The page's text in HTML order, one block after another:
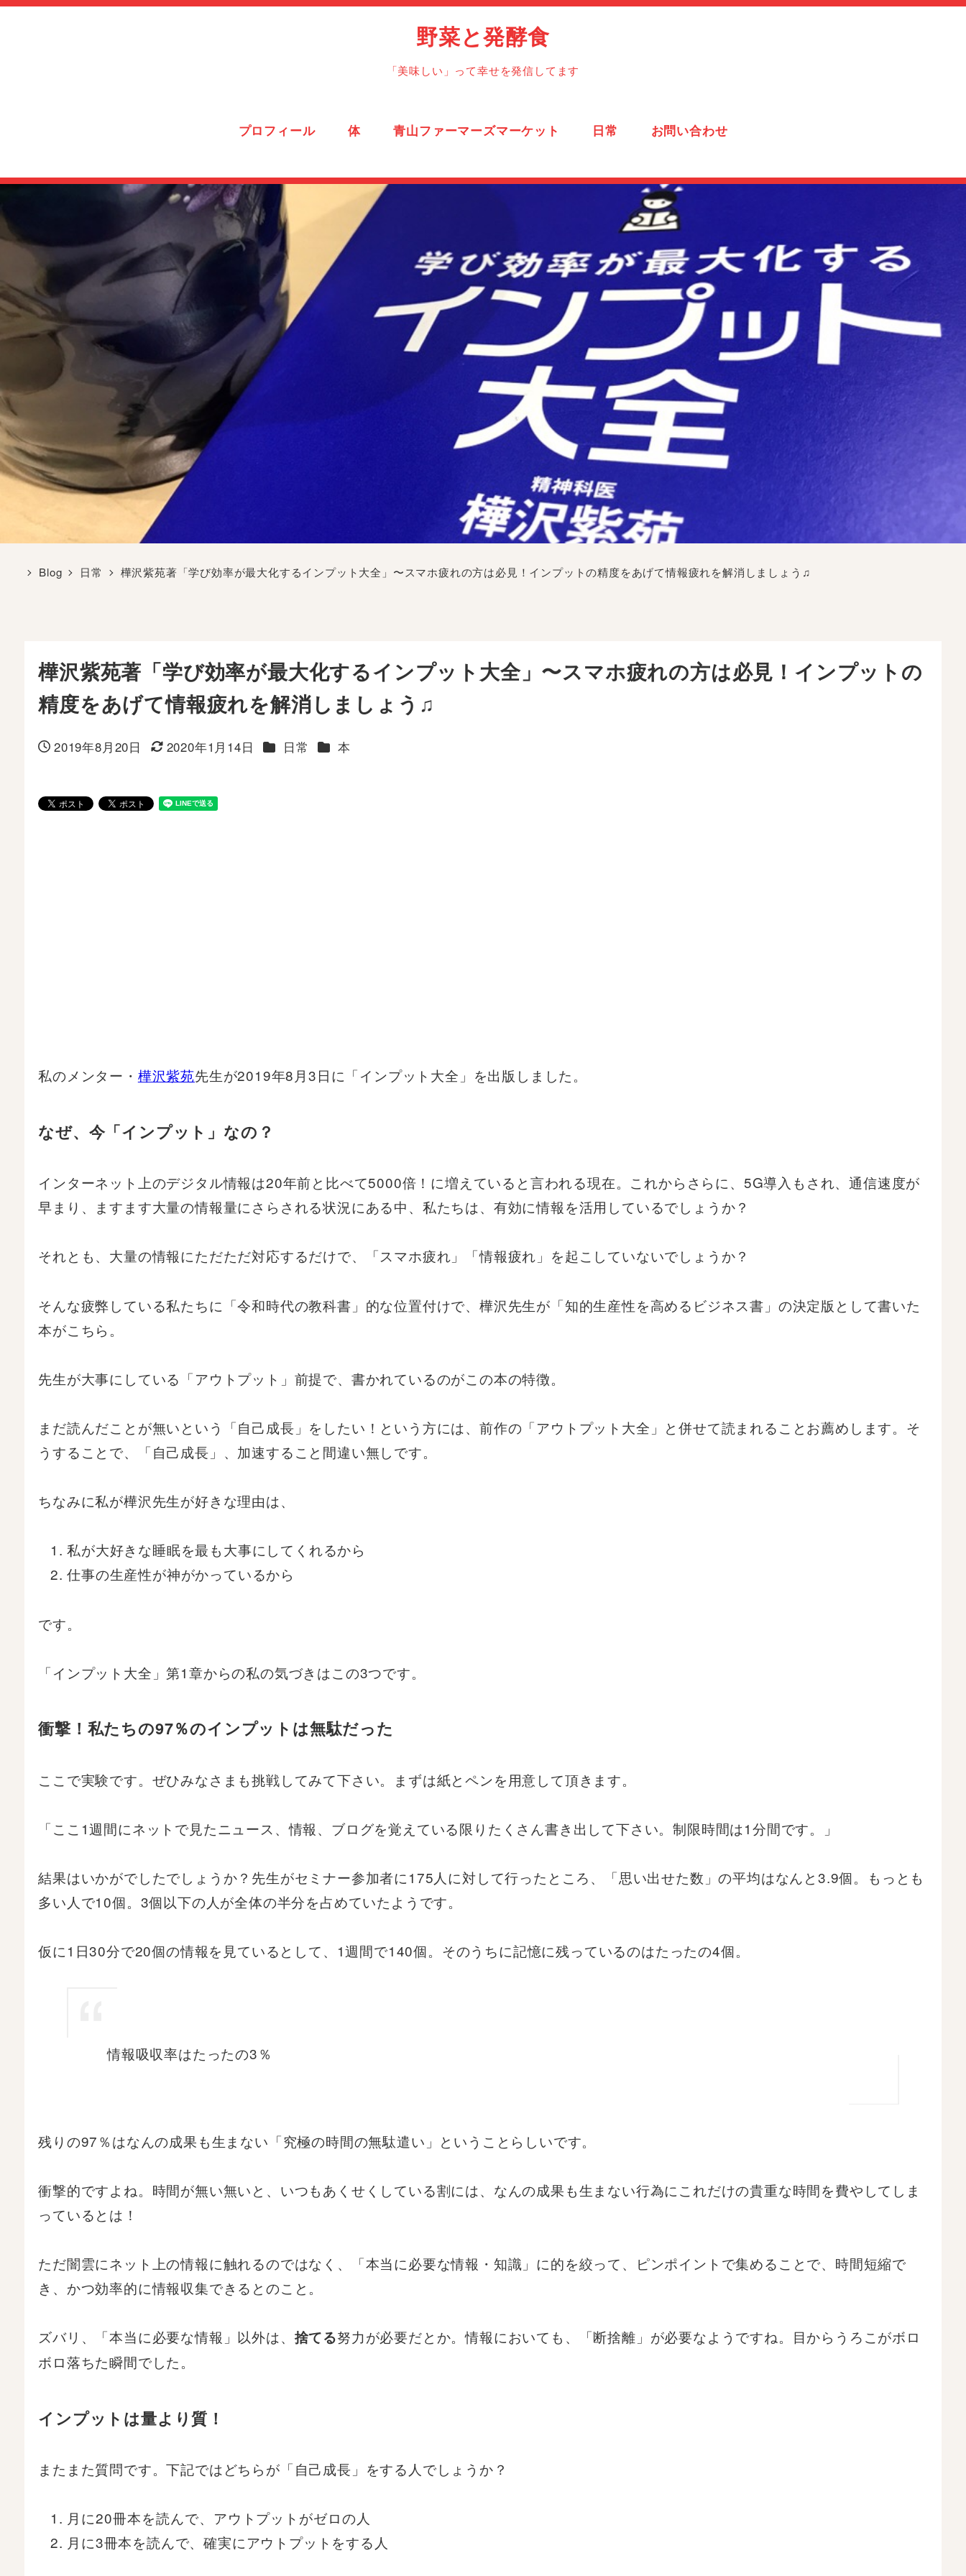
野菜と発酵食
「美味しい」って幸せを発信してます
プロフィール 体 青山ファーマーズマーケット 日常 お問い合わせ
Blog 日常 樺沢紫苑著「学び効率が最大化するインプット大全」〜スマホ疲れの方は必見！インプットの精度をあげて情報疲れを解消しましょう♫
樺沢紫苑著「学び効率が最大化するインプット大全」〜スマホ疲れの方は必見！インプットの
精度をあげて情報疲れを解消しましょう♫
投稿日
2019年8月20日
更新日
2020年1月14日 カテゴリー
日常 カテゴリー
本
私のメンター・ 樺沢紫苑先生が2019年8月3日に「インプット大全」を出版しました。
なぜ、今「インプット」なの？
インターネット上のデジタル情報は20年前と比べて5000倍！に増えていると言われる現在。これからさらに、5G導入もされ、通信速度が
早まり、ますます大量の情報量にさらされる状況にある中、私たちは、有効に情報を活用しているでしょうか？
それとも、大量の情報にただただ対応するだけで、「スマホ疲れ」「情報疲れ」を起こしていないでしょうか？
そんな疲弊している私たちに「令和時代の教科書」的な位置付けで、樺沢先生が「知的生産性を高めるビジネス書」の決定版として書いた
本がこちら。
先生が大事にしている「アウトプット」前提で、書かれているのがこの本の特徴。
まだ読んだことが無いという「自己成長」をしたい！という方には、前作の「アウトプット大全」と併せて読まれることお薦めします。そ
うすることで、「自己成長」、加速すること間違い無しです。
ちなみに私が樺沢先生が好きな理由は、
私が大好きな睡眠を最も大事にしてくれるから
仕事の生産性が神がかっているから
です。
「インプット大全」第1章からの私の気づきはこの3つです。
衝撃！私たちの97％のインプットは無駄だった
ここで実験です。ぜひみなさまも挑戦してみて下さい。まずは紙とペンを用意して頂きます。
「ここ1週間にネットで見たニュース、情報、ブログを覚えている限りたくさん書き出して下さい。制限時間は1分間です。」
結果はいかがでしたでしょうか？先生がセミナー参加者に175人に対して行ったところ、「思い出せた数」の平均はなんと3.9個。もっとも
多い人で10個。3個以下の人が全体の半分を占めていたようです。
仮に1日30分で20個の情報を見ているとして、1週間で140個。そのうちに記憶に残っているのはたったの4個。
情報吸収率はたったの3％
残りの97％はなんの成果も生まない「究極の時間の無駄遣い」ということらしいです。
衝撃的ですよね。時間が無い無いと、いつもあくせくしている割には、なんの成果も生まない行為にこれだけの貴重な時間を費やしてしま
っているとは！
ただ闇雲にネット上の情報に触れるのではなく、「本当に必要な情報・知識」に的を絞って、ピンポイントで集めることで、時間短縮で
き、かつ効率的に情報収集できるとのこと。
ズバリ、「本当に必要な情報」以外は、 捨てる努力が必要だとか。情報においても、「断捨離」が必要なようですね。目からうろこがボロ
ボロ落ちた瞬間でした。
インプットは量より質！
またまた質問です。下記ではどちらが「自己成長」をする人でしょうか？
月に20冊本を読んで、アウトプットがゼロの人
月に3冊本を読んで、確実にアウトプットをする人